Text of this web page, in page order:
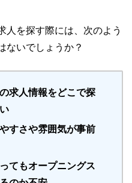
人を探す際には、次のよう
ないでしょうか？
求人情報をどこで探
すさや雰囲気が事前
てもオープニングス